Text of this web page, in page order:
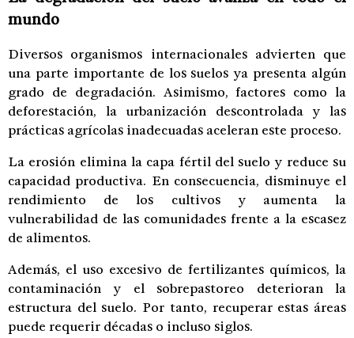
mundo
Diversos organismos internacionales advierten que
una parte importante de los suelos ya presenta algún
grado de degradación. Asimismo, factores como la
deforestación, la urbanización descontrolada y las
prácticas agrícolas inadecuadas aceleran este proceso.
La erosión elimina la capa fértil del suelo y reduce su
capacidad productiva. En consecuencia, disminuye el
rendimiento de los cultivos y aumenta la
vulnerabilidad de las comunidades frente a la escasez
de alimentos.
Además, el uso excesivo de fertilizantes químicos, la
contaminación y el sobrepastoreo deterioran la
estructura del suelo. Por tanto, recuperar estas áreas
puede requerir décadas o incluso siglos.